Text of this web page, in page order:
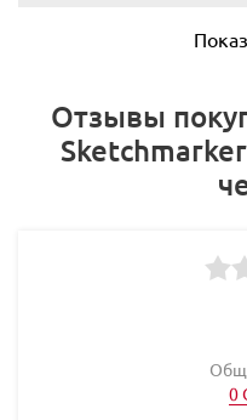
Отзывы
0